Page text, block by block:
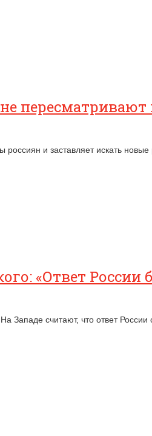
и заставляет искать
«Ответ России
считают, что ответ